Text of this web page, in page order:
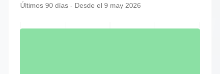
Últimos 90 días - Desde el 9 may 2026